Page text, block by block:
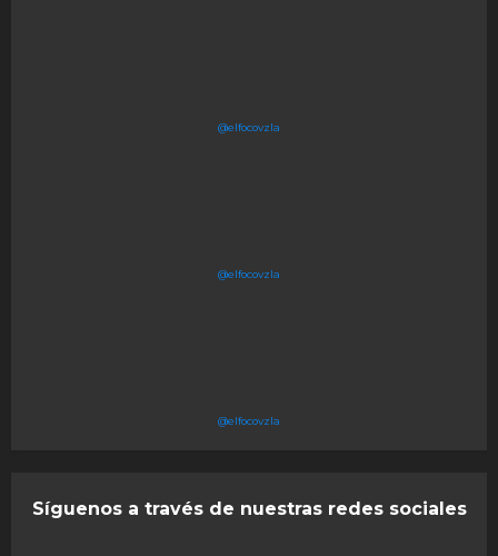
@elfocovzla
@elfocovzla
@elfocovzla
Síguenos a través de nuestras redes sociales